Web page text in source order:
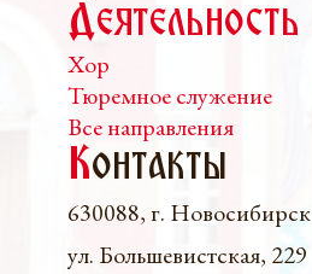
Деятельность
Хор
Тюремное служение
Все направления
Контакты
630088, г. Новосибирск
ул. Большевистская, 229